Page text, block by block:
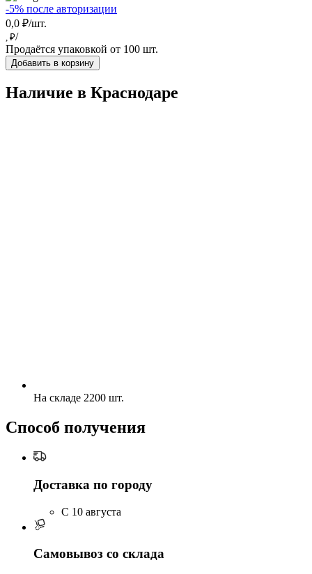
-5% после авторизации
0,0 ₽/шт.
, ₽/
Продаётся упаковкой от 100 шт.
Добавить в корзину
Наличие в Краснодарe
На складе 2200 шт.
Способ получения
Доставка по городу
C 10 августа
Самовывоз со склада